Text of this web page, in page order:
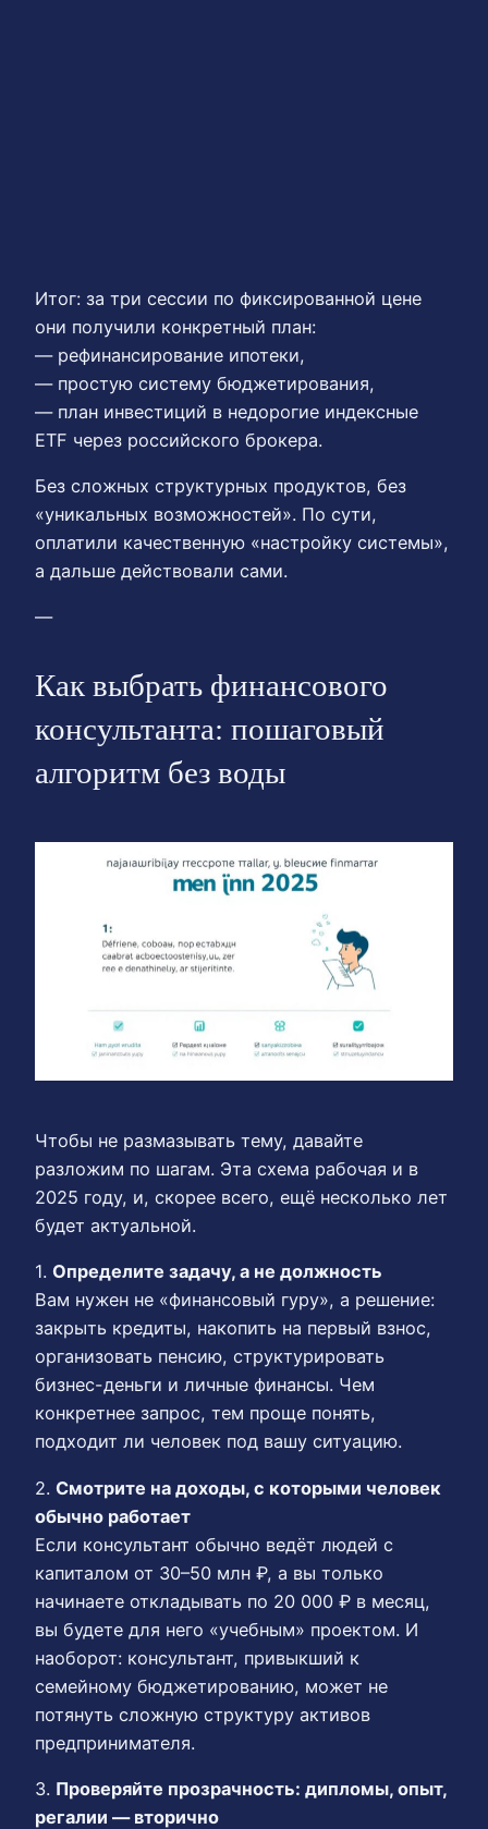
Итог: за три сессии по фиксированной цене
они получили конкретный план:
— рефинансирование ипотеки,
— простую систему бюджетирования,
— план инвестиций в недорогие индексные
ETF через российского брокера.
Без сложных структурных продуктов, без
«уникальных возможностей». По сути,
оплатили качественную «настройку системы»,
а дальше действовали сами.
—
Как выбрать финансового
консультанта: пошаговый
алгоритм без воды
Чтобы не размазывать тему, давайте
разложим по шагам. Эта схема рабочая и в
2025 году, и, скорее всего, ещё несколько лет
будет актуальной.
1. Определите задачу, а не должность
Вам нужен не «финансовый гуру», а решение:
закрыть кредиты, накопить на первый взнос,
организовать пенсию, структурировать
бизнес-деньги и личные финансы. Чем
конкретнее запрос, тем проще понять,
подходит ли человек под вашу ситуацию.
2. Смотрите на доходы, с которыми человек
обычно работает
Если консультант обычно ведёт людей с
капиталом от 30–50 млн ₽, а вы только
начинаете откладывать по 20 000 ₽ в месяц,
вы будете для него «учебным» проектом. И
наоборот: консультант, привыкший к
семейному бюджетированию, может не
потянуть сложную структуру активов
предпринимателя.
3. Проверяйте прозрачность: дипломы, опыт,
регалии — вторично